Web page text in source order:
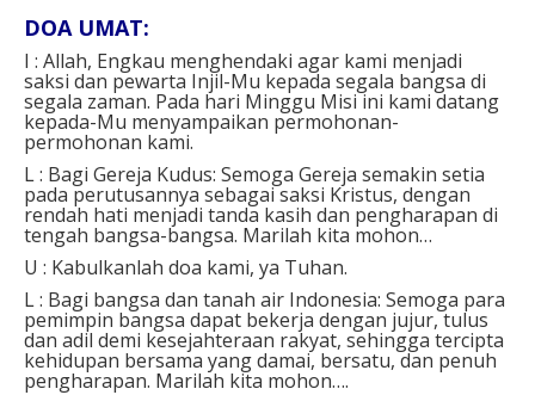
DOA UMAT:
I : Allah, Engkau menghendaki agar kami menjadi
saksi dan pewarta Injil-Mu kepada segala bangsa di
segala zaman. Pada hari Minggu Misi ini kami datang
kepada-Mu menyampaikan permohonan-
permohonan kami.
L : Bagi Gereja Kudus: Semoga Gereja semakin setia
pada perutusannya sebagai saksi Kristus, dengan
rendah hati menjadi tanda kasih dan pengharapan di
tengah bangsa-bangsa. Marilah kita mohon…
U : Kabulkanlah doa kami, ya Tuhan.
L : Bagi bangsa dan tanah air Indonesia: Semoga para
pemimpin bangsa dapat bekerja dengan jujur, tulus
dan adil demi kesejahteraan rakyat, sehingga tercipta
kehidupan bersama yang damai, bersatu, dan penuh
pengharapan. Marilah kita mohon….